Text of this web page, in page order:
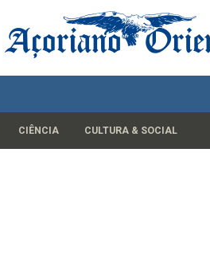
CIÊNCIA CULTURA & SOCIAL